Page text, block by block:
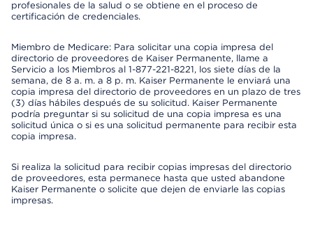
profesionales de la salud o se obtiene en el proceso de
certificación de credenciales.
Miembro de Medicare: Para solicitar una copia impresa del
directorio de proveedores de Kaiser Permanente, llame a
Servicio a los Miembros al 1-877-221-8221, los siete días de la
semana, de 8 a. m. a 8 p. m. Kaiser Permanente le enviará una
copia impresa del directorio de proveedores en un plazo de tres
(3) días hábiles después de su solicitud. Kaiser Permanente
podría preguntar si su solicitud de una copia impresa es una
solicitud única o si es una solicitud permanente para recibir esta
copia impresa.
Si realiza la solicitud para recibir copias impresas del directorio
de proveedores, esta permanece hasta que usted abandone
Kaiser Permanente o solicite que dejen de enviarle las copias
impresas.